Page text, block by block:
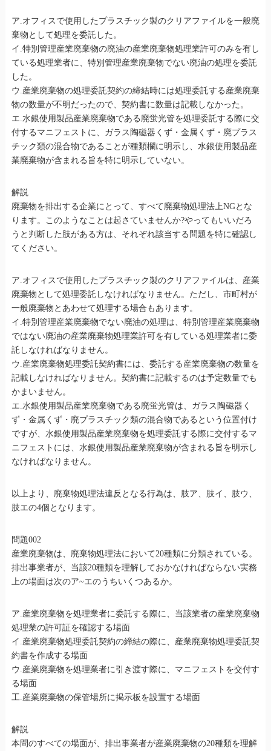
ア.オフィスで使用したプラスチック製のクリアファイルを一般廃
棄物として処理を委託した。
イ.特別管理産業廃棄物の廃油の産業廃棄物処理業許可のみを有し
ている処理業者に、特別管理産業廃棄物でない廃油の処理を委託
した。
ウ.産業廃棄物の処理委託契約の締結時には処理委託する産業廃棄
物の数量が不明だったので、契約書に数量は記載しなかった。
エ.水銀使用製品産業廃棄物である廃蛍光管を処理委託する際に交
付するマニフェストに、ガラス陶磁器くず・金属くず・廃プラス
チック類の混合物であることが種類欄に明示し、水銀使用製品産
業廃棄物が含まれる旨を特に明示していない。
解説
廃棄物を排出する企業にとって、すべて廃棄物処理法上NGとな
ります。このようなことは起さていませんか?やってもいいだろ
うと判断した肢がある方は、それぞれ該当する問題を特に確認し
てください。
ア.オフィスで使用したプラスチック製のクリアファイルは、産業
廃棄物として処理委託しなければなりません。ただし、市町村が
一般廃棄物とあわせて処理する場合もあります。
イ.特別管理産業廃棄物でない廃油の処理は、特別管理産業廃棄物
ではない廃油の産業廃棄物処理業許可を有している処理業者に委
託しなければなりません。
ウ.産業廃棄物処理委託契約書には、委託する産業廃棄物の数量を
記載しなければなりません。契約書に記載するのは予定数量でも
かまいません。
エ.水銀使用製品産業廃棄物である廃蛍光管は、ガラス陶磁器く
ず・金属くず・廃プラスチック類の混合物であるという位置付け
ですが、水銀使用製品産業廃棄物を処理委託する際に交付するマ
ニフェストには、水銀使用製品産業廃棄物が含まれる旨を明示し
なければなりません。
以上より、廃棄物処理法違反となる行為は、肢ア、肢イ、肢ウ、
肢エの4個となります。
問題002
産業廃棄物は、廃棄物処理法において20種類に分類されている。
排出事業者が、当該20種類を理解しておかなければならない実務
上の場面は次のア~エのうちいくつあるか。
ア.産業廃棄物を処理業者に委託する際に、当該業者の産業廃棄物
処理業の許可証を確認する場面
イ.産業廃棄物処理委託契約の締結の際に、産業廃棄物処理委託契
約書を作成する場面
ウ.産業廃棄物を処理業者に引き渡す際に、マニフェストを交付す
る場面
工.産業廃棄物の保管場所に掲示板を設置する場面
解説
本問のすべての場面が、排出事業者が産業廃棄物の20種類を理解